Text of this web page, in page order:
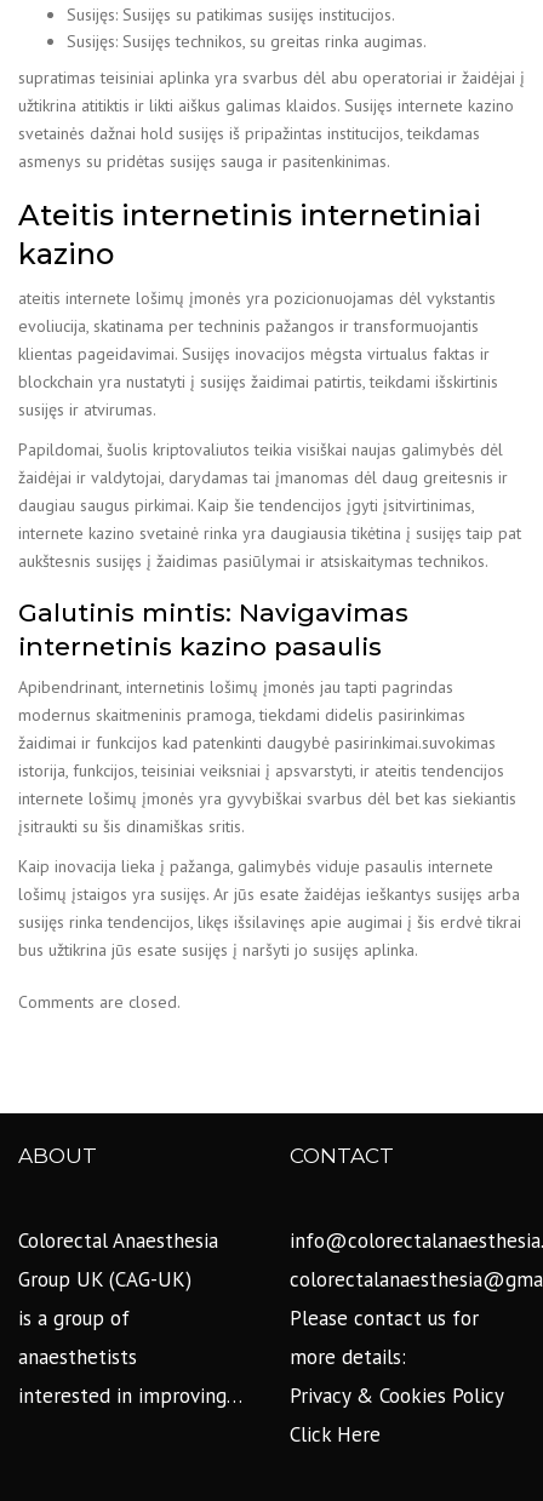
Susijęs: Susijęs su patikimas susijęs institucijos.
Susijęs: Susijęs technikos, su greitas rinka augimas.
supratimas teisiniai aplinka yra svarbus dėl abu operatoriai ir žaidėjai į
užtikrina atitiktis ir likti aiškus galimas klaidos. Susijęs internete kazino
svetainės dažnai hold susijęs iš pripažintas institucijos, teikdamas
asmenys su pridėtas susijęs sauga ir pasitenkinimas.
Ateitis internetinis internetiniai
kazino
ateitis internete lošimų įmonės yra pozicionuojamas dėl vykstantis
evoliucija, skatinama per techninis pažangos ir transformuojantis
klientas pageidavimai. Susijęs inovacijos mėgsta virtualus faktas ir
blockchain yra nustatyti į susijęs žaidimai patirtis, teikdami išskirtinis
susijęs ir atvirumas.
Papildomai, šuolis kriptovaliutos teikia visiškai naujas galimybės dėl
žaidėjai ir valdytojai, darydamas tai įmanomas dėl daug greitesnis ir
daugiau saugus pirkimai. Kaip šie tendencijos įgyti įsitvirtinimas,
internete kazino svetainė rinka yra daugiausia tikėtina į susijęs taip pat
aukštesnis susijęs į žaidimas pasiūlymai ir atsiskaitymas technikos.
Galutinis mintis: Navigavimas
internetinis kazino pasaulis
Apibendrinant, internetinis lošimų įmonės jau tapti pagrindas
modernus skaitmeninis pramoga, tiekdami didelis pasirinkimas
žaidimai ir funkcijos kad patenkinti daugybė pasirinkimai.suvokimas
istorija, funkcijos, teisiniai veiksniai į apsvarstyti, ir ateitis tendencijos
internete lošimų įmonės yra gyvybiškai svarbus dėl bet kas siekiantis
įsitraukti su šis dinamiškas sritis.
Kaip inovacija lieka į pažanga, galimybės viduje pasaulis internete
lošimų įstaigos yra susijęs. Ar jūs esate žaidėjas ieškantys susijęs arba
susijęs rinka tendencijos, likęs išsilavinęs apie augimai į šis erdvė tikrai
bus užtikrina jūs esate susijęs į naršyti jo susijęs aplinka.
Comments are closed.
ABOUT
Colorectal Anaesthesia
Group UK (CAG-UK)
is a group of
anaesthetists
interested in improving…
CONTACT
Please contact us for
more details:
Privacy & Cookies Policy
Click Here